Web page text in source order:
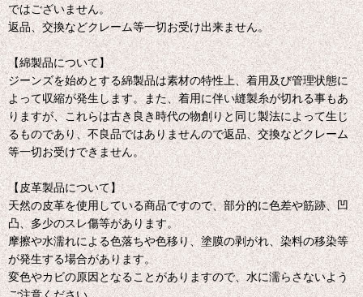
ではございません。
返品、交換などクレーム等一切お受け出来ません。
【綿製品について】
ジーンズを始めとする綿製品は素材の特性上、着用及び管理状態に
よって収縮が発生します。また、着用に伴い縫製糸が切れる事もあ
りますが、これらは古き良き時代の物創りと同じ製法によって生じ
るものであり、不良品ではありませんので返品、交換などクレーム
等一切お受けできません。
【皮革製品について】
天然の皮革を使用している商品ですので、部分的に色差や筋跡、凹
凸、多少のスレ傷等があります。
摩擦や水濡れによる色落ちや色移り、塗膜の剥がれ、染料の移染等
が発生する場合があります。
変色やカビの原因となることがありますので、水に濡らさないよう
ご注意ください。